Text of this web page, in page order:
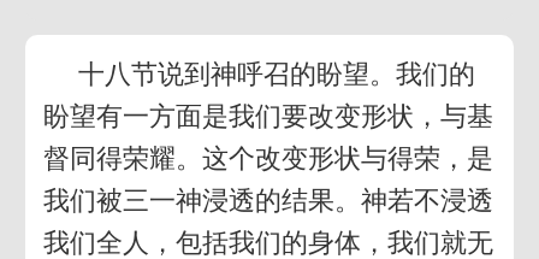
十八节说到神呼召的盼望。我们的
盼望有一方面是我们要改变形状，与基
督同得荣耀。这个改变形状与得荣，是
我们被三一神浸透的结果。神若不浸透
我们全人，包括我们的身体，我们就无